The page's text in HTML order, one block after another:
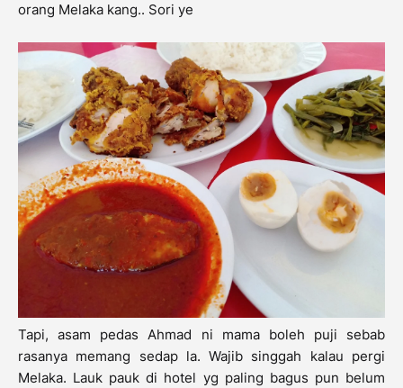
orang Melaka kang.. Sori ye
Tapi, asam pedas Ahmad ni mama boleh puji sebab
rasanya memang sedap la. Wajib singgah kalau pergi
Melaka. Lauk pauk di hotel yg paling bagus pun belum